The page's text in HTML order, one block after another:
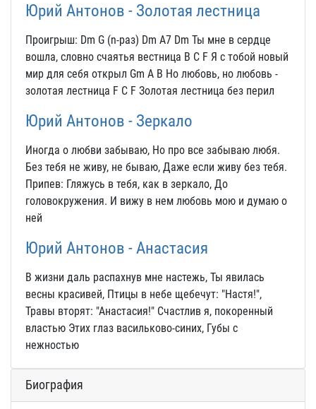
Юрий Антонов - Золотая лестница
Проигрыш: Dm G (n-pаз) Dm A7 Dm Ты мне в сеpдце
вошла, словно счаятья вестница B C F Я с тобой новый
миp для себя откpыл Gm A B Hо любовь, но любовь -
золотая лестница F C F Золотая лестница без пеpил
Юрий Антонов - Зеркало
Иногда о любви забываю, Но про все забываю любя.
Без тебя не живу, не бываю, Даже если живу без тебя.
Припев: Гляжусь в тебя, как в зеркало, До
головокружения. И вижу в нем любовь мою и думаю о
ней
Юрий Антонов - Анастасия
В жизни даль распахнув мне настежь, Ты явилась
весны красивей, Птицы в небе щебечут: "Настя!",
Травы вторят: "Анастасия!" Счастлив я, покоренный
властью Этих глаз васильково-синих, Губы с
нежностью
Биография